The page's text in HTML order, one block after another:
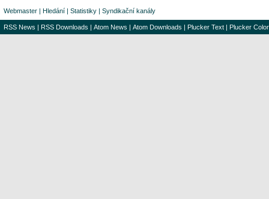
Webmaster | Hledání | Statistiky | Syndikační kanály
RSS News | RSS Downloads | Atom News | Atom Downloads | Plucker Text | Plucker Color